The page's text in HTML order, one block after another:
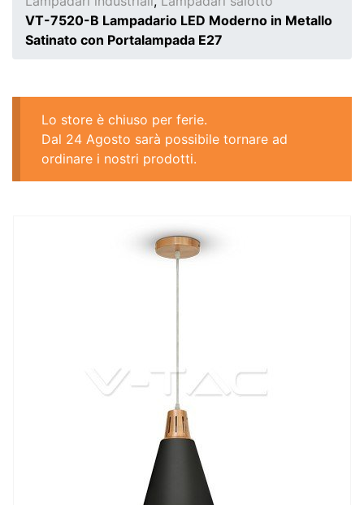
VT-7520-B Lampadario LED Moderno in Metallo
Satinato con Portalampada E27
Lo store è chiuso per ferie.
Dal 24 Agosto sarà possibile tornare ad
ordinare i nostri prodotti.